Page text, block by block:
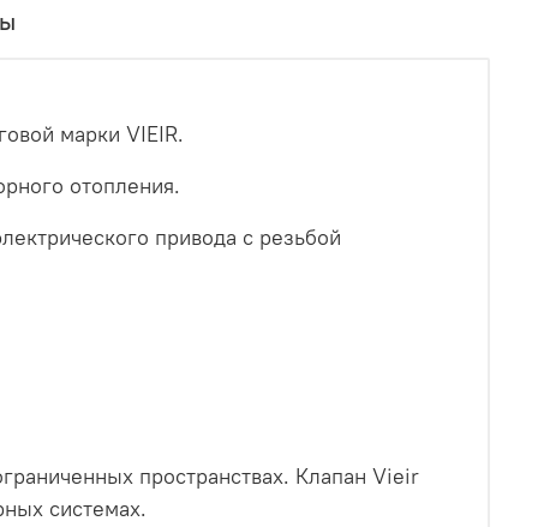
марки VIEIR.
отопления.
привода с резьбой
пространствах. Клапан Vieir
системах.